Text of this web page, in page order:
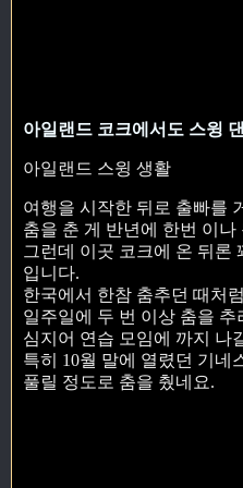
아일랜드 코크에서도 스윙
아일랜드 스윙 생활
여행을 시작한 뒤로 출빠를
춤을 춘 게 반년에 한번 이나
그런데 이곳 코크에 온 뒤론
입니다.
한국에서 한참 춤추던 때처
일주일에 두 번 이상 춤을 추
심지어 연습 모임에 까지 나
특히 10월 말에 열렸던 기네
풀릴 정도로 춤을 췄네요.